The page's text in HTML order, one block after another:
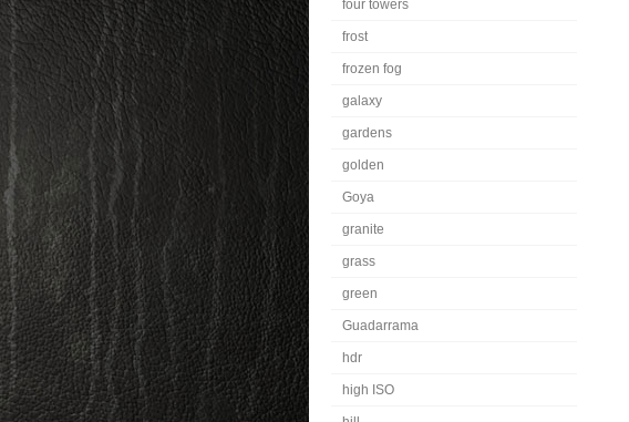
four towers
frost
frozen fog
galaxy
gardens
golden
Goya
granite
grass
green
Guadarrama
hdr
high ISO